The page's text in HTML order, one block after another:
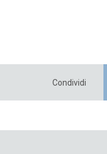
Condividi